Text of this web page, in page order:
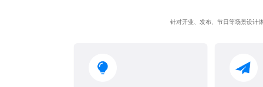
针对开业、发布、节日等场景设计